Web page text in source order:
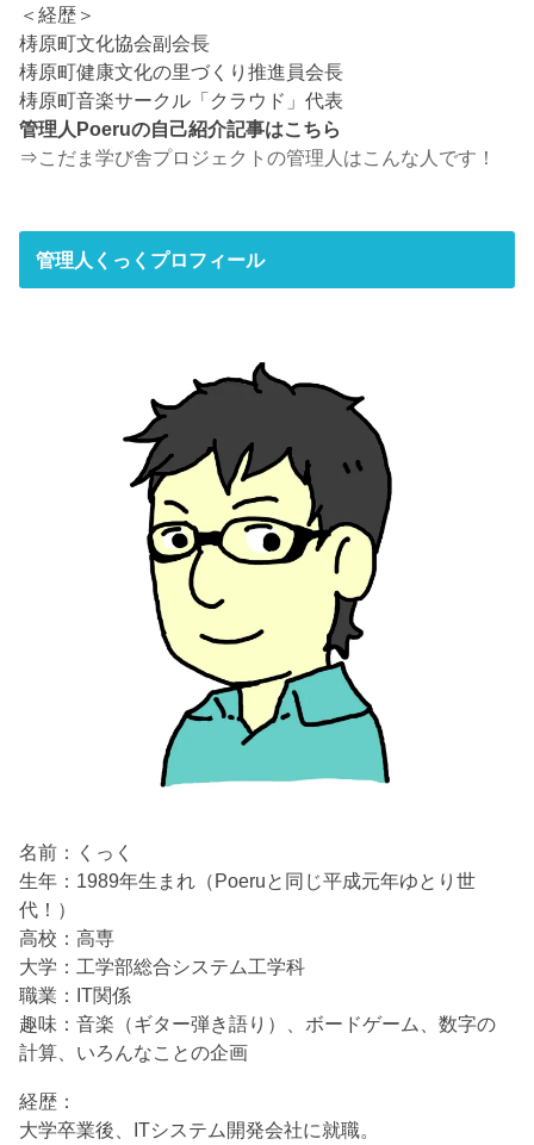
＜経歴＞
梼原町文化協会副会長
梼原町健康文化の里づくり推進員会長
梼原町音楽サークル「クラウド」代表
管理人Poeruの自己紹介記事はこちら
⇒こだま学び舎プロジェクトの管理人はこんな人です！
管理人くっくプロフィール
名前：くっく
生年：1989年生まれ（Poeruと同じ平成元年ゆとり世
代！）
高校：高専
大学：工学部総合システム工学科
職業：IT関係
趣味：音楽（ギター弾き語り）、ボードゲーム、数字の
計算、いろんなことの企画
経歴：
大学卒業後、ITシステム開発会社に就職。